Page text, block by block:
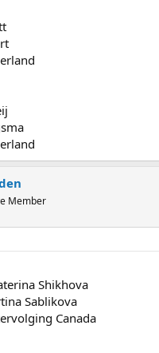
Member
Shikhova
Sablikova
Canada